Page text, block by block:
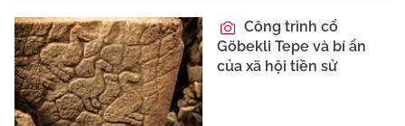
Công trình cổ
Göbekli Tepe và bí ẩn
của xã hội tiền sử